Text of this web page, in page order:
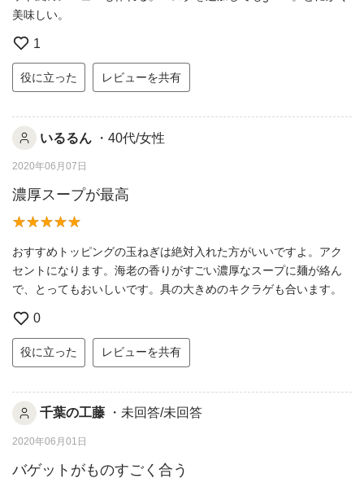
美味しい。
1
役に立った レビューを共有
いるるん ・40代/女性
2020年06月07日
濃厚スープが最高
おすすめトッピングの玉ねぎは絶対入れた方がいいですよ。アク
セントになります。海老の香りがすごい濃厚なスープに麺が絡ん
で、とってもおいしいです。具の大きめのキクラゲも合います。
0
役に立った レビューを共有
千葉の工藤 ・未回答/未回答
2020年06月01日
バゲットがものすごく合う